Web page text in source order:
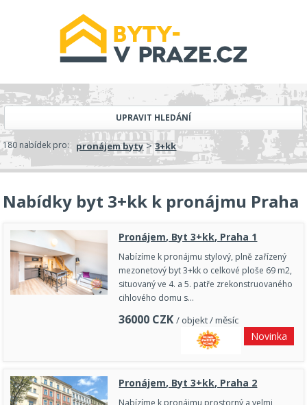
UPRAVIT HLEDÁNÍ
180 nabídek pro: pronájem byty>3+kk
Nabídky byt 3+kk k pronájmu Praha
Pronájem, Byt 3+kk, Praha 1
Nabízíme k pronájmu stylový, plně zařízený
mezonetový byt 3+kk o celkové ploše 69 m2,
situovaný ve 4. a 5. patře zrekonstruovaného
cihlového domu s…
36000 CZK / objekt / měsíc
Novinka
Pronájem, Byt 3+kk, Praha 2
Nabízíme k pronájmu prostorný a velmi